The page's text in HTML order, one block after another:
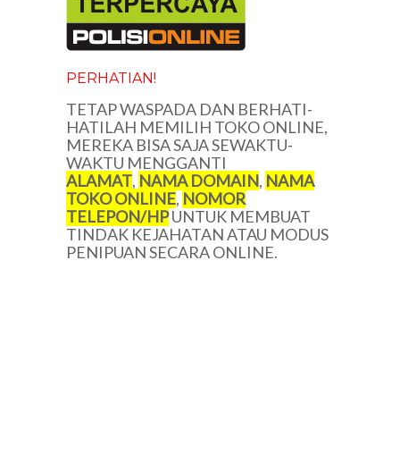
PERHATIAN!
TETAP WASPADA DAN BERHATI-
HATILAH MEMILIH TOKO ONLINE,
MEREKA BISA SAJA SEWAKTU-
WAKTU MENGGANTI
ALAMAT, NAMA DOMAIN, NAMA
TOKO ONLINE, NOMOR
TELEPON/HPUNTUK MEMBUAT
TINDAK KEJAHATAN ATAU MODUS
PENIPUAN SECARA ONLINE.